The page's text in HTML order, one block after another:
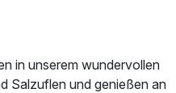
in unserem wundervollen
Salzuflen und genießen an